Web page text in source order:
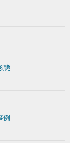
態
例